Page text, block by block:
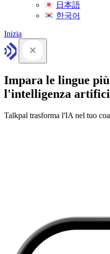
日本語
한국어
Inizia
Impara le lingue
l'intelligenza
Talkpal trasforma l'IA nel tuo